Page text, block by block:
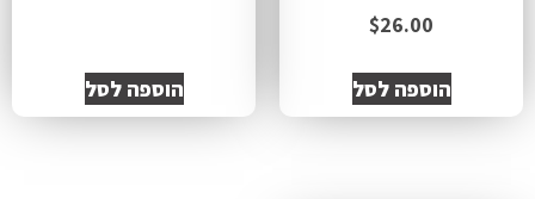
$26.00
הוספה לסל הוספה לסל